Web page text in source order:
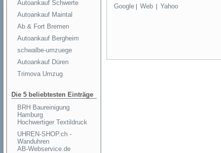
Autoankauf Schwerte
Autoankauf Maintal
Ab & Fort Bremen
Autoankauf Bergheim
schwalbe-umzuege
Autoankauf Düren
Trimova Umzug
Die 5 beliebtesten Einträge
BRH Baureinigung
Hamburg
Hochwertiger Textildruck
UHREN-SHOP.ch -
Wanduhren
AB-Webservice.de
Google Web Yahoo